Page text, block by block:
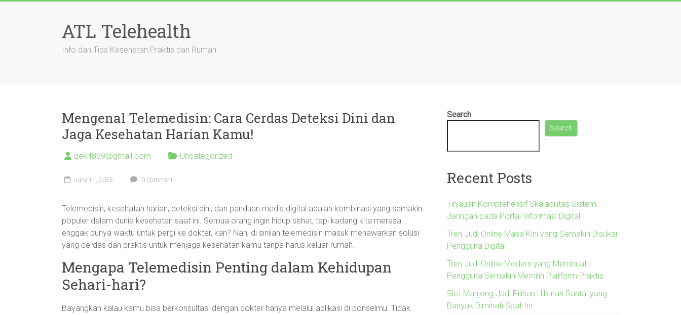
ATL Telehealth
Info dan Tips Kesehatan Praktis dari Rumah
Mengenal Telemedisin: Cara Cerdas Deteksi Dini dan
Jaga Kesehatan Harian Kamu!
gek4869@gmail.com Uncategorized
June 11, 2025 0 Comment
Telemedisin, kesehatan harian, deteksi dini, dan panduan medis digital adalah kombinasi yang semakin
populer dalam dunia kesehatan saat ini. Semua orang ingin hidup sehat, tapi kadang kita merasa
enggak punya waktu untuk pergi ke dokter, kan? Nah, di sinilah telemedisin masuk menawarkan solusi
yang cerdas dan praktis untuk menjaga kesehatan kamu tanpa harus keluar rumah.
Mengapa Telemedisin Penting dalam Kehidupan
Sehari-hari?
Bayangkan kalau kamu bisa berkonsultasi dengan dokter hanya melalui aplikasi di ponselmu. Tidak
Search
Search
Recent Posts
Tinjauan Komprehensif Skalabilitas Sistem
Jaringan pada Portal Informasi Digital
Tren Judi Online Masa Kini yang Semakin Disukai
Pengguna Digital
Tren Judi Online Modern yang Membuat
Pengguna Semakin Memilih Platform Praktis
Slot Mahjong Jadi Pilihan Hiburan Santai yang
Banyak Diminati Saat Ini